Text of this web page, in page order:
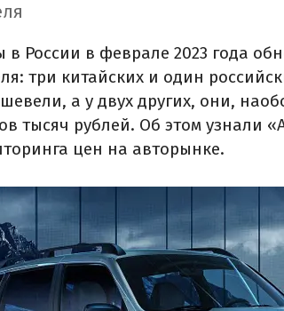
в России в феврале 2023 года
три китайских и один
а у двух других, они,
тысяч рублей. Об этом узнали
цен на авторынке.